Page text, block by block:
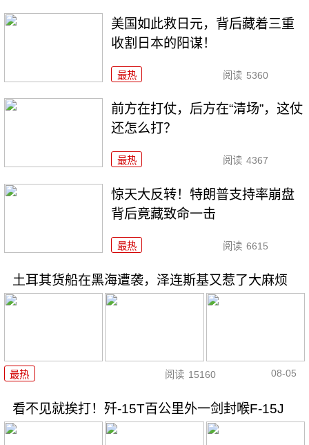
美国如此救日元，背后藏着三重
收割日本的阳谋！
最热 阅读 5360
前方在打仗，后方在“清场”，这仗
还怎么打？
最热 阅读 4367
惊天大反转！特朗普支持率崩盘
背后竟藏致命一击
最热 阅读 6615
土耳其货船在黑海遭袭，泽连斯基又惹了大麻烦
最热 阅读 15160 08-05
看不见就挨打！歼-15T百公里外一剑封喉F-15J